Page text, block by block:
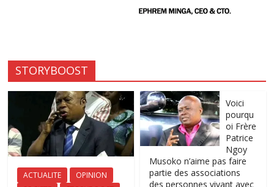
STORYBOOST
ACTUALITE
OPINION
Voici
pourqu
oi Frère
Patrice
Ngoy
Musoko n’aime pas faire
partie des associations
des personnes vivant avec